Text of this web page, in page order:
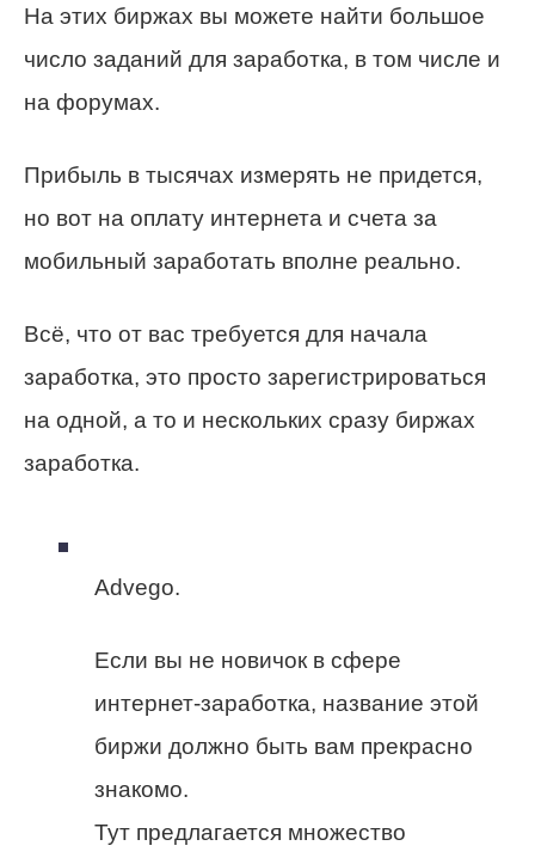
На этих биржах вы можете найти большое
число заданий для заработка, в том числе и
на форумах.
Прибыль в тысячах измерять не придется,
но вот на оплату интернета и счета за
мобильный заработать вполне реально.
Всё, что от вас требуется для начала
заработка, это просто зарегистрироваться
на одной, а то и нескольких сразу биржах
заработка.
Advego.
Если вы не новичок в сфере
интернет-заработка, название этой
биржи должно быть вам прекрасно
знакомо.
Тут предлагается множество